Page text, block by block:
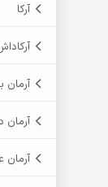
آرکا
آرمان
آرمان
آرمان